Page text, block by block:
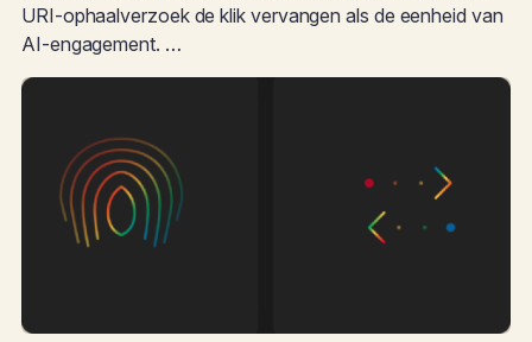
URI-ophaalverzoek de klik vervangen als de eenheid van
AI-engagement. …